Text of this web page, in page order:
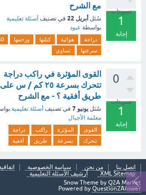
تصويتات
1
إجابة
مع الشرح
سُئل أبريل 22 في تصنيف أسئلة تعليمية
بواسطة عبود
دراجة هوائية كتلتها وزخمها
سرعتها
تساوي
0
تصويتات
1
إجابة
القوى المؤثرة في راكب دراجة
تتحرك بسرعة ٢٥ كم / س على
طريق أفقية ؟ - مع الشرح
سُئل يونيو 7 في تصنيف أسئلة تعليمية
معلمة الأجيال
القوى المؤثرة راكب
دراجة
تتحرك
بسرعة طريق أفقية
اتصل بنا من نحن سياسة الخصوصية
XML Sitemap
أرشيف الأسئلة التعليمية
Snow Theme by Q2A Market
Powered by Question2Answer